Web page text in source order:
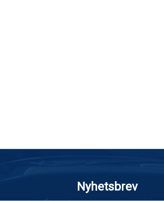
Nyhetsbrev